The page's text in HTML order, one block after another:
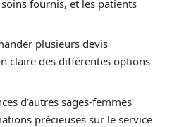
fournis, et les patients
plusieurs devis
claire des différentes options
d’autres sages-femmes
précieuses sur le service